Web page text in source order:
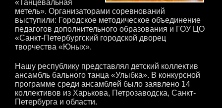
«Танцевальная
метель». Организаторами соревнований
выступили: Городское методическое объединение
педагогов дополнительного образования и ГОУ ЦО
«Санкт-Петербургский городской дворец
творчества «Юных».
Нашу республику представлял детский коллектив
ансамбль бального танца «Улыбка». В конкурсной
программе среди ансамблей было заявлено 14
коллективов из Харькова, Петрозаводска, Санкт-
Петербурга и области.